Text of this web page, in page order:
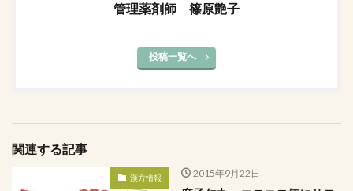
管理薬剤師 篠原艶子
投稿一覧へ
関連する記事
漢方情報 2015年9月22日